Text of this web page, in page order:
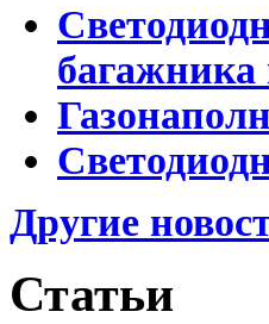
Другие
Статьи